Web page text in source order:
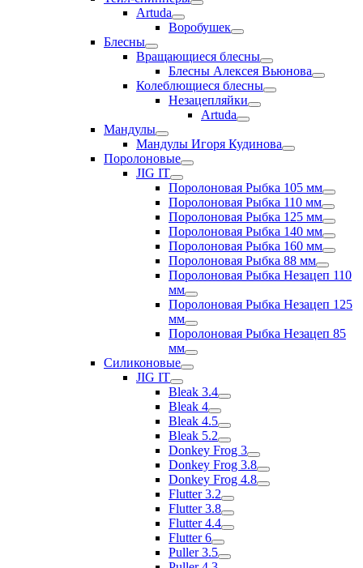
Artuda
Воробушек
Блесны
Вращающиеся блесны
Блесны Алексея Вьюнова
Колеблющиеся блесны
Незацепляйки
Artuda
Мандулы
Мандулы Игоря Кудинова
Поролоновые
JIG IT
Поролоновая Рыбка 105 мм
Поролоновая Рыбка 110 мм
Поролоновая Рыбка 125 мм
Поролоновая Рыбка 140 мм
Поролоновая Рыбка 160 мм
Поролоновая Рыбка 88 мм
Поролоновая Рыбка Незацеп 110
мм
Поролоновая Рыбка Незацеп 125
мм
Поролоновая Рыбка Незацеп 85
мм
Силиконовые
JIG IT
Bleak 3.4
Bleak 4
Bleak 4.5
Bleak 5.2
Donkey Frog 3
Donkey Frog 3.8
Donkey Frog 4.8
Flutter 3.2
Flutter 3.8
Flutter 4.4
Flutter 6
Puller 3.5